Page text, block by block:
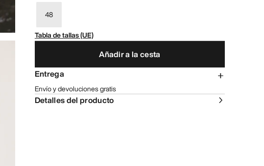
48
Tabla de tallas (UE)
Añadir a la cesta
Entrega
Envío y devoluciones gratis
Detalles del producto